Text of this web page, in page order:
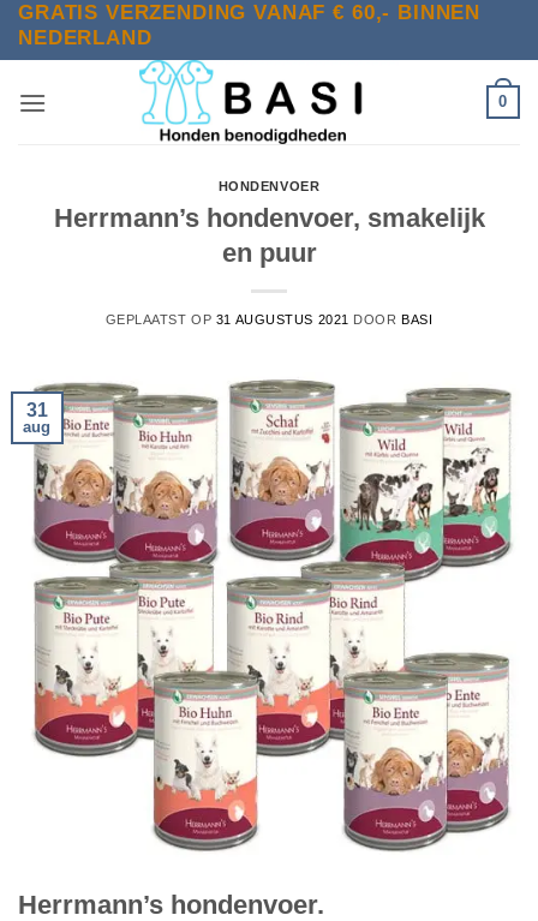
Ga
naar
GRATIS VERZENDING VANAF € 60,- BINNEN
NEDERLAND
0
HONDENVOER
Herrmann’s hondenvoer, smakelijk
en puur
GEPLAATST OP 31 AUGUSTUS 2021 DOORBASI
31
aug
Herrmann’s hondenvoer.